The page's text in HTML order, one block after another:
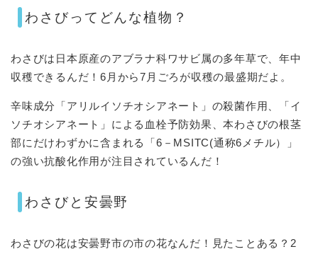
わさびってどんな植物？
わさびは日本原産のアブラナ科ワサビ属の多年草で、年中
収穫できるんだ！6月から7月ごろが収穫の最盛期だよ。
辛味成分「アリルイソチオシアネート」の殺菌作用、「イ
ソチオシアネート」による血栓予防効果、本わさびの根茎
部にだけわずかに含まれる「6－MSITC(通称6メチル）」
の強い抗酸化作用が注目されているんだ！
わさびと安曇野
わさびの花は安曇野市の市の花なんだ！見たことある？2